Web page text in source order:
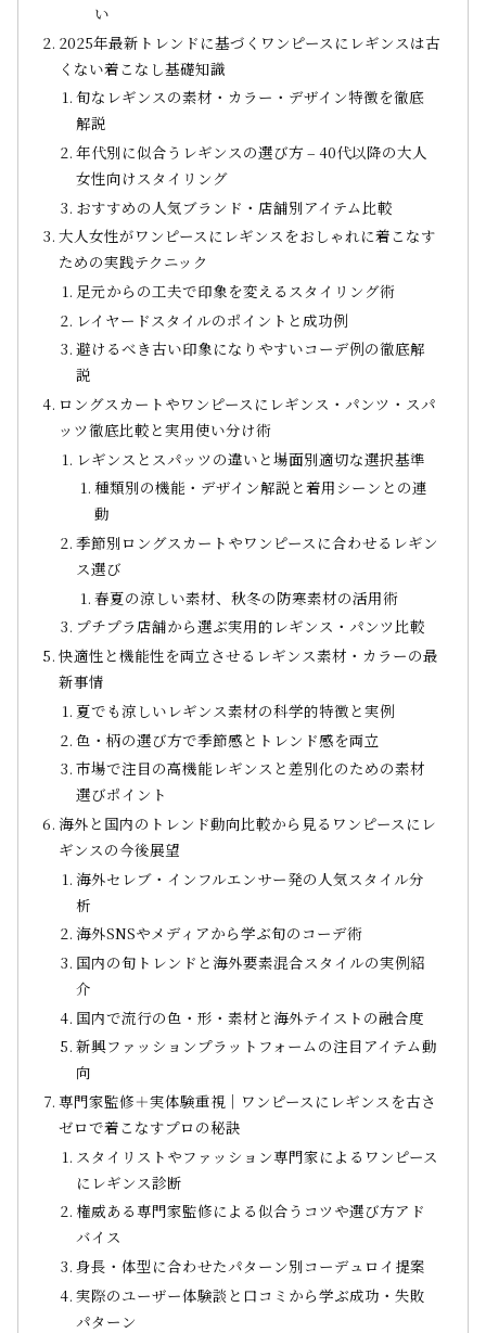
い
2025年最新トレンドに基づくワンピースにレギンスは古
くない着こなし基礎知識
旬なレギンスの素材・カラー・デザイン特徴を徹底
解説
年代別に似合うレギンスの選び方 – 40代以降の大人
女性向けスタイリング
おすすめの人気ブランド・店舗別アイテム比較
大人女性がワンピースにレギンスをおしゃれに着こなす
ための実践テクニック
足元からの工夫で印象を変えるスタイリング術
レイヤードスタイルのポイントと成功例
避けるべき古い印象になりやすいコーデ例の徹底解
説
ロングスカートやワンピースにレギンス・パンツ・スパ
ッツ徹底比較と実用使い分け術
レギンスとスパッツの違いと場面別適切な選択基準
種類別の機能・デザイン解説と着用シーンとの連
動
季節別ロングスカートやワンピースに合わせるレギン
ス選び
春夏の涼しい素材、秋冬の防寒素材の活用術
プチプラ店舗から選ぶ実用的レギンス・パンツ比較
快適性と機能性を両立させるレギンス素材・カラーの最
新事情
夏でも涼しいレギンス素材の科学的特徴と実例
色・柄の選び方で季節感とトレンド感を両立
市場で注目の高機能レギンスと差別化のための素材
選びポイント
海外と国内のトレンド動向比較から見るワンピースにレ
ギンスの今後展望
海外セレブ・インフルエンサー発の人気スタイル分
析
海外SNSやメディアから学ぶ旬のコーデ術
国内の旬トレンドと海外要素混合スタイルの実例紹
介
国内で流行の色・形・素材と海外テイストの融合度
新興ファッションプラットフォームの注目アイテム動
向
専門家監修＋実体験重視｜ワンピースにレギンスを古さ
ゼロで着こなすプロの秘訣
スタイリストやファッション専門家によるワンピース
にレギンス診断
権威ある専門家監修による似合うコツや選び方アド
バイス
身長・体型に合わせたパターン別コーデュロイ提案
実際のユーザー体験談と口コミから学ぶ成功・失敗
パターン